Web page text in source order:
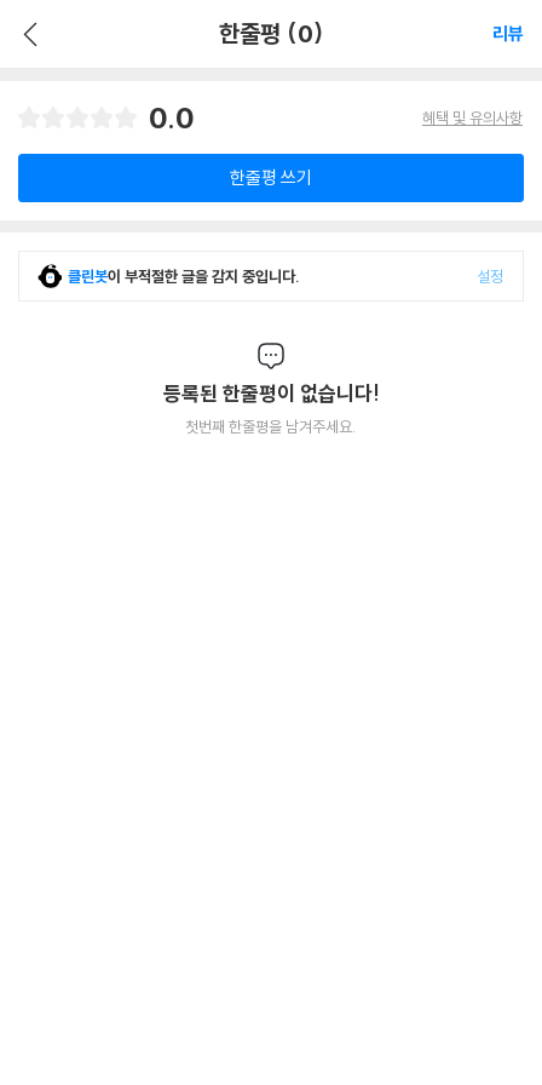
한줄평 (0) 리뷰
0.0 혜택 및 유의사항
한줄평 쓰기
클린봇이 부적절한 글을 감지 중입니다. 설정
등록된 한줄평이 없습니다!
첫번째 한줄평을 남겨주세요.